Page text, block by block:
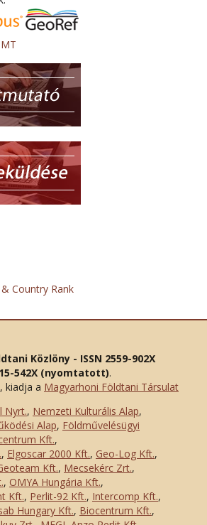
Közlöny - ISSN 2559-902X
542X (nyomtatott).
kiadja a Magyarhoni Földtani Társulat
Nyrt., Nemzeti Kulturális Alap,
Alap, Földművelésügyi
Kft.,
., Elgoscar 2000 Kft., Geo-Log Kft.,
Kft., Mecsekérc Zrt.,
, OMYA Hungária Kft.,
Kft., Perlit-92 Kft., Intercomp Kft.,
Hungary Kft., Biocentrum Kft.,